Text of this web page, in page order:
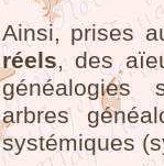
Ainsi, prises
réels, des
généalogies
arbres
systémiques